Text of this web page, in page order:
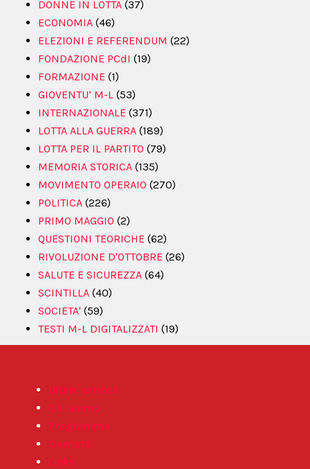
DONNE IN LOTTA (37)
ECONOMIA (46)
ELEZIONI E REFERENDUM (22)
FONDAZIONE PCdI (19)
FORMAZIONE (1)
GIOVENTU’ M-L (53)
INTERNAZIONALE (371)
LOTTA ALLA GUERRA (189)
LOTTA PER IL PARTITO (79)
MEMORIA STORICA (135)
MOVIMENTO OPERAIO (270)
POLITICA (226)
PRIMO MAGGIO (2)
QUESTIONI TEORICHE (62)
RIVOLUZIONE D'OTTOBRE (26)
SALUTE E SICUREZZA (64)
SCINTILLA (40)
SOCIETA' (59)
TESTI M-L DIGITALIZZATI (19)
Ultimi articoli
Chi siamo
Programma
Contatti
Links